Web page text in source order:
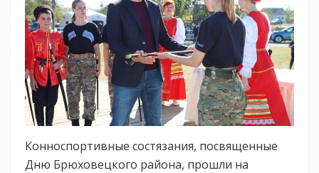
Конноспортивные состязания, посвященные
Дню Брюховецкого района, прошли на